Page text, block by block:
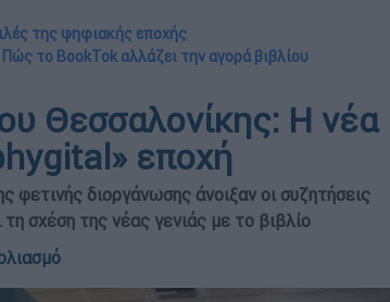
της ψηφιακής εποχής
Πώς το BookTok αλλάζει την αγορά βιβλίου
Θεσσαλονίκης: Η νέα
εποχή
φετινής διοργάνωσης άνοιξαν οι συζητήσεις
σχέση της νέας γενιάς με το βιβλίο